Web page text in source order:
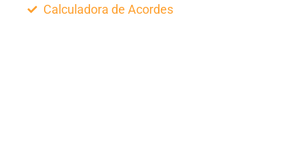
Calculadora de Acordes